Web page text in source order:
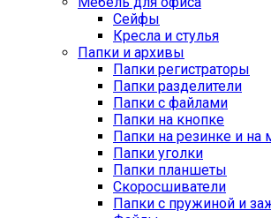
Сейфы
Кресла и стулья
Папки и архивы
Папки регистраторы
Папки разделители
Папки с файлами
Папки на кнопке
Папки на резинке и на
Папки уголки
Папки планшеты
Скоросшиватели
Папки с пружиной и